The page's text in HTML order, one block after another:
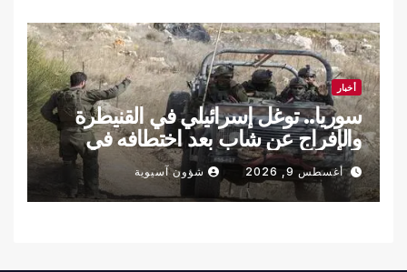
أخبار
سوريا.. توغل إسرائيلي في القنيطرة
والإفراج عن شاب بعد اختطافه في
ريف درعا
أغسطس 9, 2026 شؤون آسيوية